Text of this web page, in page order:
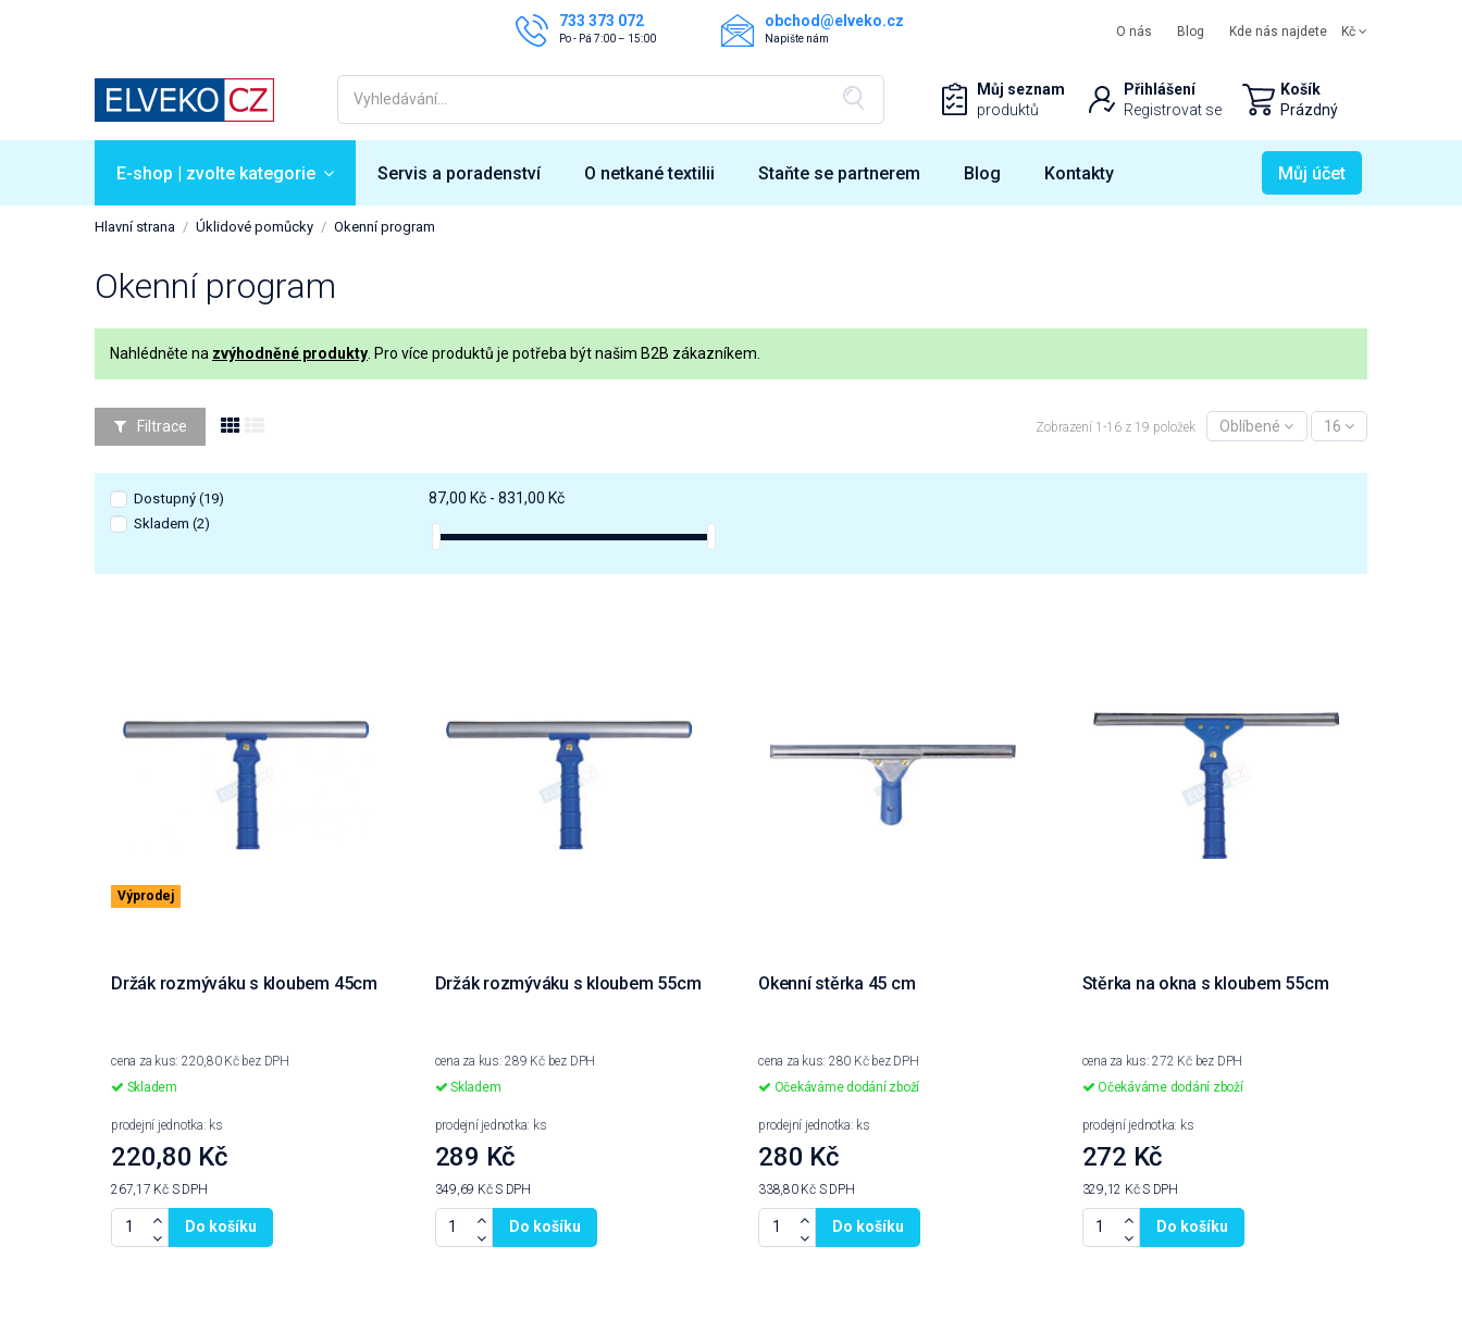
733 373 072
Po - Pá 7:00 – 15:00
obchod@elveko.cz
Napište nám O nás Blog Kde nás najdete Kč
Můj seznam
produktů
Přihlášení
Registrovat se
Košík
Prázdný
E-shop | zvolte kategorie Servis a poradenství O netkané textilii Staňte se partnerem Blog Kontakty Můj účet
Hlavní strana Úklidové pomůcky Okenní program
Okenní program
Nahlédněte na zvýhodněné produkty. Pro více produktů je potřeba být našim B2B zákazníkem.
Filtrace Zobrazení 1-16 z 19 položek Oblíbené 16
Dostupný (19)
Skladem (2)
87,00 Kč - 831,00 Kč
Výprodej
Držák rozmýváku s kloubem 45cm
cena za kus: 220,80 Kč bez DPH
Skladem
prodejní jednotka: ks
220,80 Kč
267,17 Kč S DPH
Do košíku
Držák rozmýváku s kloubem 55cm
cena za kus: 289 Kč bez DPH
Skladem
prodejní jednotka: ks
289 Kč
349,69 KčS DPH
Do košíku
Okenní stěrka 45 cm
cena za kus: 280 Kč bez DPH
Očekáváme dodání zboží
prodejní jednotka: ks
280 Kč
338,80 Kč S DPH
Do košíku
Stěrka na okna s kloubem 55cm
cena za kus: 272 Kč bez DPH
Očekáváme dodání zboží
prodejní jednotka: ks
272 Kč
329,12 KčS DPH
Do košíku